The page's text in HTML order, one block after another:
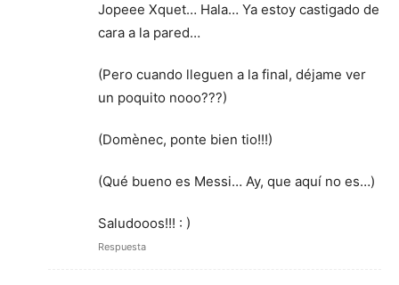
Jopeee Xquet… Hala… Ya estoy castigado de
cara a la pared…
(Pero cuando lleguen a la final, déjame ver
un poquito nooo???)
(Domènec, ponte bien tio!!!)
(Qué bueno es Messi… Ay, que aquí no es…)
Saludooos!!! : )
Respuesta